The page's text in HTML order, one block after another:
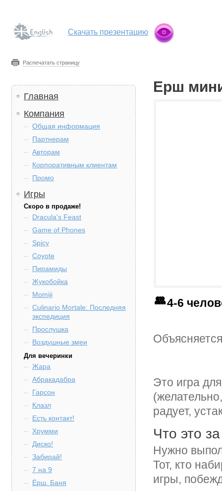
Скачать презентацию
Распечатать страницу
Главная
Компания
Общая информация
Партнерам
Авторам
Корпоративным клиентам
Промо
Игры
Скоро в продаже!
Dracula's Feast
Game of Phones
Spicy
Coyote
Пирамиды
Жукобойка
Momiji
Culinario Mortale: Последняя
экспедиция
Прослушка
Воздушные змеи
Для вечеринки
Жара
Абракадабра
Гарсон
Клазл
Есть контакт!
Хрумми
Диско!
Забирай!
7 на 9
Ёрш. Баня
Ёрш
4-6
Это игра
радует,
Что это
Нужно
Тот, кто
игры,